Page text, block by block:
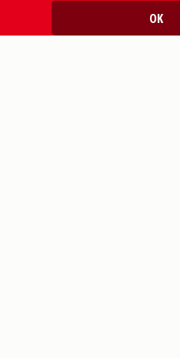
Räte und Kommissionen
Dokumente und
OK